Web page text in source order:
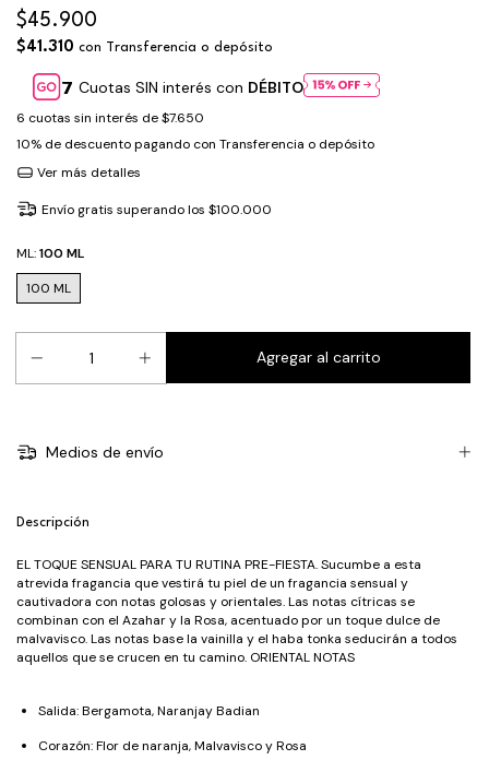
$45.900
$41.310 con Transferencia o depósito
Cuotas SIN interés con DÉBITO
6 cuotas sin interés de$7.650
10% de descuentopagando con Transferencia o depósito
Ver más detalles
Envío gratis superando los $100.000
ML:100 ML
100 ML
Medios de envío
Descripción
EL TOQUE SENSUAL PARA TU RUTINA PRE-FIESTA. Sucumbe a esta
atrevida fragancia que vestirá tu piel de un fragancia sensual y
cautivadora con notas golosas y orientales. Las notas cítricas se
combinan con el Azahar y la Rosa, acentuado por un toque dulce de
malvavisco. Las notas base la vainilla y el haba tonka seducirán a todos
aquellos que se crucen en tu camino. ORIENTAL NOTAS
Salida: Bergamota, Naranjay Badian
Corazón: Flor de naranja, Malvavisco y Rosa